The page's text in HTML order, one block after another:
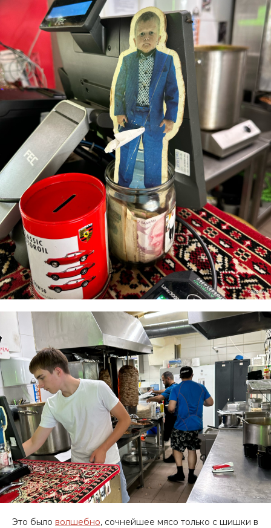
Это было волшебно, сочнейшее мясо только с шишки в